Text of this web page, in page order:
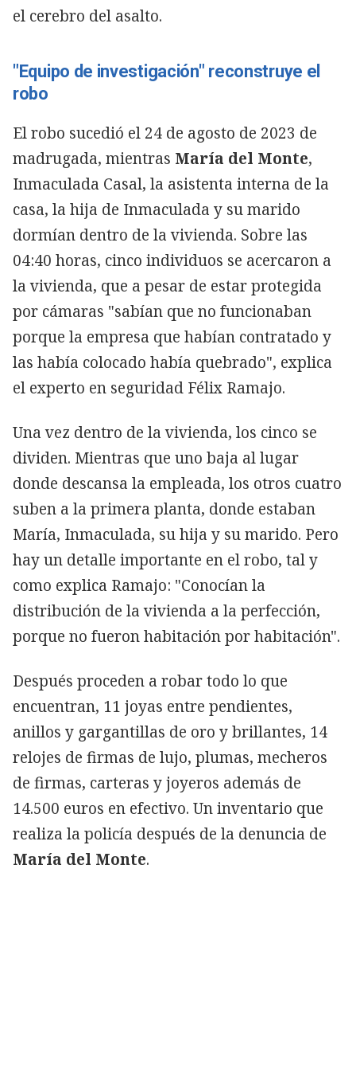
el cerebro del asalto.
"Equipo de investigación" reconstruye el
robo
El robo sucedió el 24 de agosto de 2023 de
madrugada, mientras María del Monte,
Inmaculada Casal, la asistenta interna de la
casa, la hija de Inmaculada y su marido
dormían dentro de la vivienda. Sobre las
04:40 horas, cinco individuos se acercaron a
la vivienda, que a pesar de estar protegida
por cámaras "sabían que no funcionaban
porque la empresa que habían contratado y
las había colocado había quebrado", explica
el experto en seguridad Félix Ramajo.
Una vez dentro de la vivienda, los cinco se
dividen. Mientras que uno baja al lugar
donde descansa la empleada, los otros cuatro
suben a la primera planta, donde estaban
María, Inmaculada, su hija y su marido. Pero
hay un detalle importante en el robo, tal y
como explica Ramajo: "Conocían la
distribución de la vivienda a la perfección,
porque no fueron habitación por habitación".
Después proceden a robar todo lo que
encuentran, 11 joyas entre pendientes,
anillos y gargantillas de oro y brillantes, 14
relojes de firmas de lujo, plumas, mecheros
de firmas, carteras y joyeros además de
14.500 euros en efectivo. Un inventario que
realiza la policía después de la denuncia de
María del Monte.